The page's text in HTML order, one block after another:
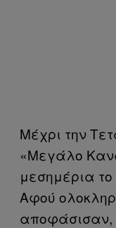
Μέχρι την
«Μεγάλο
μεσημέρια το
Αφού
αποφάσισαν,